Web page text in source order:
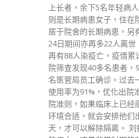
上长者，余下5名年轻病
则是长期病患女子，住在
居于院舍的长期病患，另
24日期间亦再多22人离世
再有88人染疫亡，疫情累
院筛查发现40多名患者
名医管局员工确诊。过去
使用率为91%，优化出院
院准则，如果临床上已经
环境合适，就会安排他们
天，才可以解除隔离。